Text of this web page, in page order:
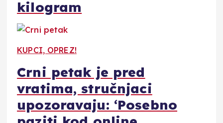
kilogram
KUPCI, OPREZ!
Crni petak je pred
vratima, stručnjaci
upozoravaju: ‘Posebno